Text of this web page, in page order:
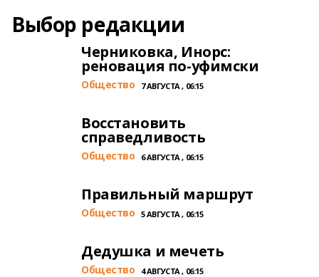
Выбор редакции
Черниковка, Инорс:
реновация по-уфимски
Общество 7 АВГУСТА , 06:15
Восстановить
справедливость
Общество 6 АВГУСТА , 06:15
Правильный маршрут
Общество 5 АВГУСТА , 06:15
Дедушка и мечеть
Общество 4 АВГУСТА , 06:15